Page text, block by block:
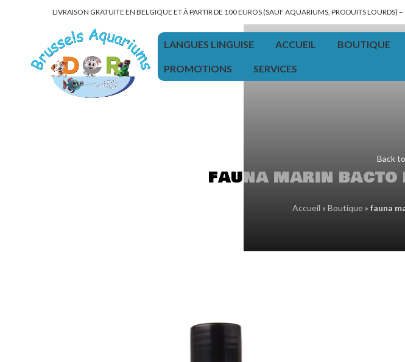
LIVRAISON GRATUITE EN BELGIQUE ET À PARTIR DE 100 EUROS (SAUF AQUARIUMS, PRODUITS
LANGUES LINGUISE ACCUEIL BOUTIQUE
PROMOTIONS SERVICES
Back
fauna marin bacto
Accueil » Boutique» fauna